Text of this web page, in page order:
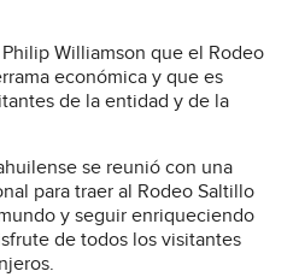
Williamson que el Rodeo
económica y que es
de la entidad y de la
se reunió con una
para traer al Rodeo Saltillo
y seguir enriqueciendo
de todos los visitantes